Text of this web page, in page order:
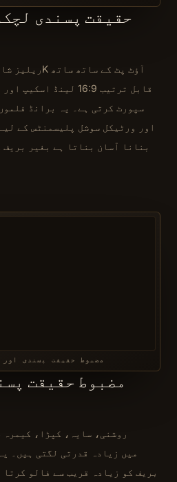
سپورٹ کرتی ہے۔ یہ برانڈ
اور ورٹیکل سوشل پلیسمنٹس کے
بنانا آسان بناتا ہے بغیر
مضبوط حقیقت پسندی اور
مضبوط حقیقت
روشنی، سایہ، کپڑا،
بریف کو زیادہ قریب سے فالو